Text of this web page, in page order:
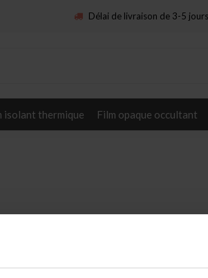
Délai de livraison de 3-5
isolant thermique Film opaque occultant
Service